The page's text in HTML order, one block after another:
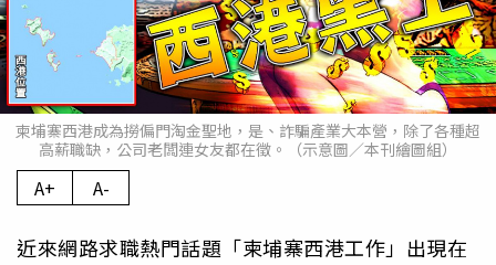
柬埔寨西港成為撈偏門淘金聖地，是、詐騙產業大本營，除了各種超
高薪職缺，公司老闆連女友都在徵。（示意圖／本刊繪圖組）
A+ A-
近來網路求職熱門話題「柬埔寨西港工作」出現在